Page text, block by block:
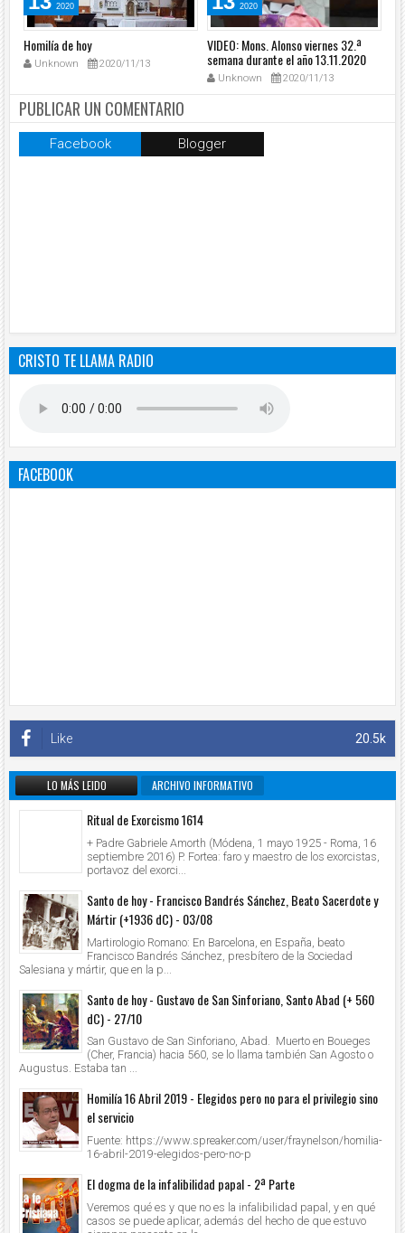
2020
Homilía de hoy
Unknown 2020/11/13
2020
VIDEO: Mons. Alonso viernes 32.ª
semana durante el año 13.11.2020
Unknown 2020/11/13
PUBLICAR UN COMENTARIO
Facebook Blogger
CRISTO TE LLAMA RADIO
FACEBOOK
20.5k
Like
LO MÁS LEIDO ARCHIVO INFORMATIVO
Ritual de Exorcismo 1614
+ Padre Gabriele Amorth (Módena, 1 mayo 1925 - Roma, 16
septiembre 2016) P. Fortea: faro y maestro de los exorcistas,
portavoz del exorci...
Santo de hoy - Francisco Bandrés Sánchez, Beato Sacerdote y
Mártir (+1936 dC) - 03/08
Martirologio Romano: En Barcelona, en España, beato
Francisco Bandrés Sánchez, presbítero de la Sociedad
Salesiana y mártir, que en la p...
Santo de hoy - Gustavo de San Sinforiano, Santo Abad (+ 560
dC) - 27/10
San Gustavo de San Sinforiano, Abad. Muerto en Boueges
(Cher, Francia) hacia 560, se lo llama también San Agosto o
Augustus. Estaba tan ...
Homilía 16 Abril 2019 - Elegidos pero no para el privilegio sino
el servicio
Fuente: https://www.spreaker.com/user/fraynelson/homilia-
16-abril-2019-elegidos-pero-no-p
El dogma de la infalibilidad papal - 2ª Parte
Veremos qué es y que no es la infalibilidad papal, y en qué
casos se puede aplicar, además del hecho de que estuvo